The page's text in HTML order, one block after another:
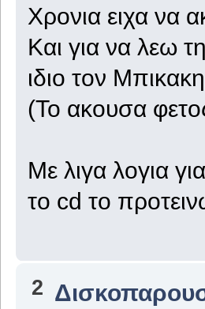
Χρονια ειχα να
Και για να λεω
ιδιο τον
(Το ακουσα
Με λιγα λογια
το cd το
2